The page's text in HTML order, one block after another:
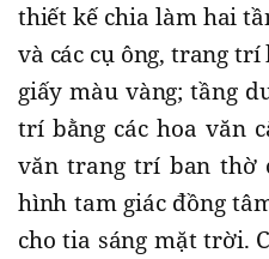
thiết kế chia làm hai
và các cụ ông, trang
giấy màu vàng; tầng
trí bằng các hoa văn
văn trang trí ban thờ
hình tam giác đồng
cho tia sáng mặt trời.